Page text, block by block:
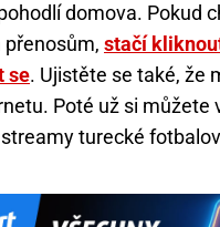
domova. Pokud
stačí
se. Ujistěte se také, že
Poté už si můžete
turecké